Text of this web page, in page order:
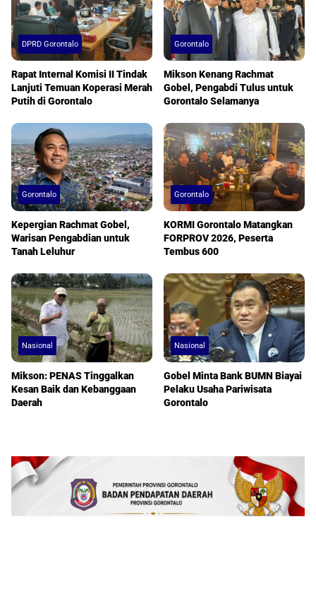
DPRD Gorontalo
Rapat Internal Komisi II Tindak
Lanjuti Temuan Koperasi Merah
Putih di Gorontalo
Gorontalo
Mikson Kenang Rachmat
Gobel, Pengabdi Tulus untuk
Gorontalo Selamanya
Gorontalo
Kepergian Rachmat Gobel,
Warisan Pengabdian untuk
Tanah Leluhur
Gorontalo
KORMI Gorontalo Matangkan
FORPROV 2026, Peserta
Tembus 600
Nasional
Mikson: PENAS Tinggalkan
Kesan Baik dan Kebanggaan
Daerah
Nasional
Gobel Minta Bank BUMN Biayai
Pelaku Usaha Pariwisata
Gorontalo